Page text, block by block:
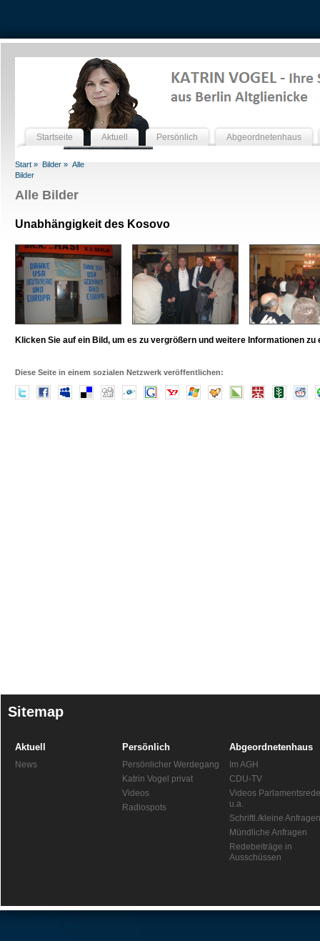
Startseite Aktuell Persönlich Abgeordnetenhaus
Start » Bilder » Alle
Bilder
Alle Bilder
Unabhängigkeit des Kosovo
Klicken Sie auf ein Bild, um es zu vergrößern und weitere Informationen zu
Diese Seite in einem sozialen Netzwerk veröffentlichen:
Sitemap
Aktuell
News
Persönlich
Persönlicher Werdegang
Katrin Vogel privat
Videos
Radiospots
Abgeordnetenhaus
Im AGH
CDU-TV
Videos
u.a.
Schriftl./kleine Anfragen
Mündliche Anfragen
Redebeiträge in
Ausschüssen